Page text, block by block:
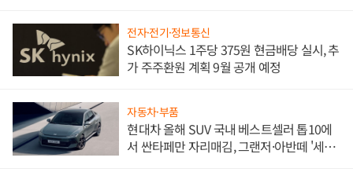
전자·전기·정보통신
SK하이닉스 1주당 375원 현금배당 실시, 추
가 주주환원 계획 9월 공개 예정
자동차·부품
현대차 올해 SUV 국내 베스트셀러 톱10에
서 싼타페만 자리매김, 그랜저·아반떼 '세단